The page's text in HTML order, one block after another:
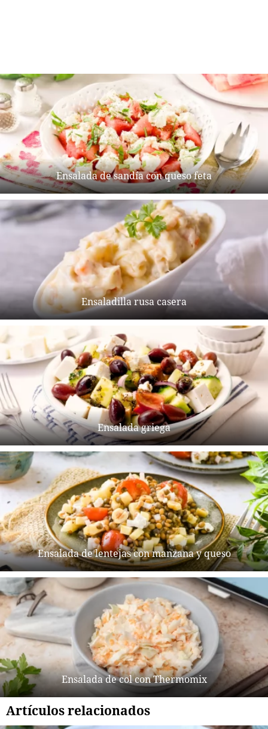
Ensalada de sandía con queso feta
Ensaladilla rusa casera
Ensalada griega
Ensalada de lentejas con manzana y queso
Ensalada de col con Thermomix
Artículos relacionados